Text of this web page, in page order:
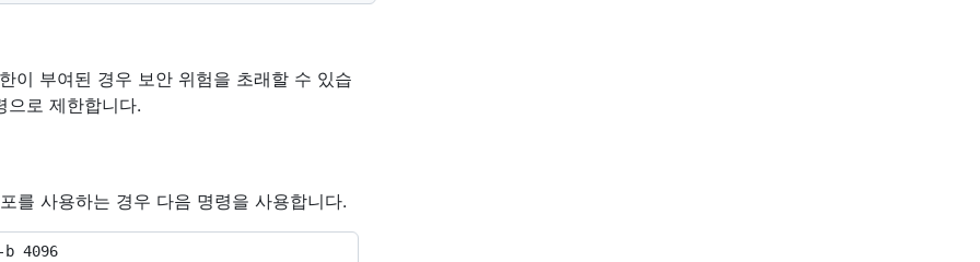
이 부여된 경우 보안 위험을 초래할 수 있습
으로 제한합니다.
를 사용하는 경우 다음 명령을 사용합니다.